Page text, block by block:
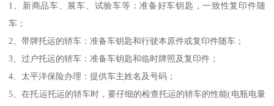
1、新商品车、展车、试验车等：准备好车钥匙，一致性复印件随
车；
2、带牌托运的轿车：准备车钥匙和行驶本原件或复印件随车；
3、过户托运的轿车：准备车钥匙和临时牌照及复印件；
4、太平洋保险办理：提供车主姓名及号码；
5、在托运托运的轿车时，要仔细的检查托运的轿车的性能(电瓶电量